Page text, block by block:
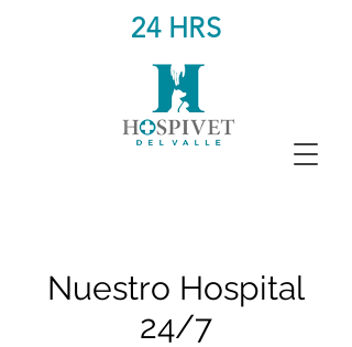
24 HRS
Nuestro Hospital
24/7